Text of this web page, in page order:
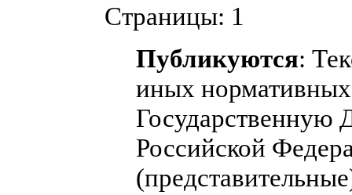
Страницы: 1
Публикуются:
иных
Государственную
Российской